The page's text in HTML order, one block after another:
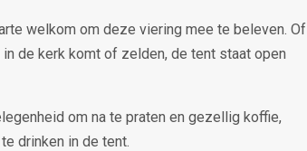
welkom om deze viering mee te beleven. Of
de kerk komt of zelden, de tent staat open
om na te praten en gezellig koffie,
drinken in de tent.